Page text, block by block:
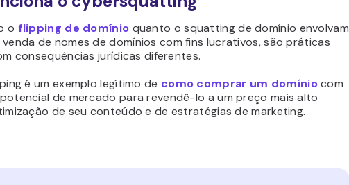
o flipping de domínio quanto o squatting de domínio envolvam
de nomes de domínios com fins lucrativos, são práticas
consequências jurídicas diferentes.
é um exemplo legítimo de como comprar um domíniocom
de mercado para revendê-lo a um preço mais alto
de seu conteúdo e de estratégias de marketing.